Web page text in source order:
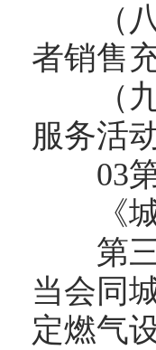
（八
者销售
（九
服务活
03第
《城
第三
当会同
定燃气